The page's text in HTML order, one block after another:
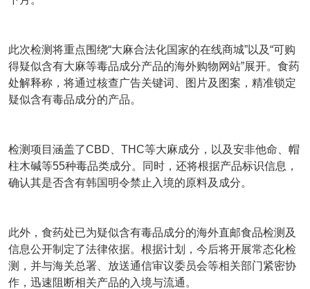
此次检测将重点围绕“大麻合法化国家的在线商城”以及“可购
得疑似含有大麻等毒品成分产品的海外购物网站”展开。食药
处解释称，将通过核查广告关键词、图片及图案，精准锁定
疑似含有毒品成分的产品。
检测项目涵盖了CBD、THC等大麻成分，以及安非他命、帽
柱木碱等55种毒品类成分。同时，还将根据产品标识信息，
确认其是否含有韩国明令禁止入境的原料及成分。
此外，食药处已为疑似含有毒品成分的海外直邮食品检测及
信息公开制定了法律依据。根据计划，今后将开展常态化检
测，并与海关总署、放送通信审议委员会等相关部门紧密协
作，迅速阻断相关产品的入境与流通。